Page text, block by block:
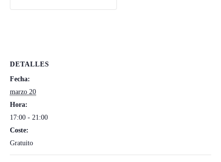
DETALLES
Fecha:
marzo 20
Hora:
17:00 - 21:00
Coste:
Gratuito